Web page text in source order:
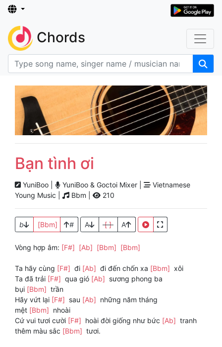
Chords
Bạn tình ơi
YuniBoo | YuniBoo & Goctoi Mixer |
Vietnamese
Young Music |
Bbm | 210
b [Bbm] # A [ ] A
Vòng hợp âm: [F#] [Ab] [Bbm] [Bbm]
Ta hãy cùng [F#] đi [Ab] đi đến chốn xa [Bbm] xôi
Ta đã trải [F#] qua gió [Ab] sương phong ba
bụi [Bbm] trần
Hãy vứt lại [F#] sau [Ab] những năm tháng
mệt [Bbm] nhoài
Cứ vui tươi cười [F#] hoài đời giống như bức [Ab] tranh
thêm màu sắc [Bbm] tươi.